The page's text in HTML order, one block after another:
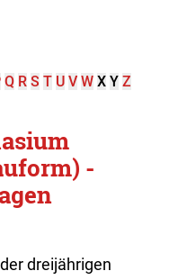
Q R S T U V W X Y Z
-
dreijährigen